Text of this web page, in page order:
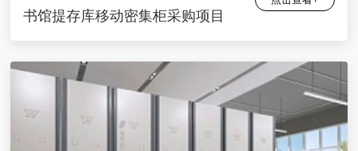
书馆提存库移动密集柜采购项目